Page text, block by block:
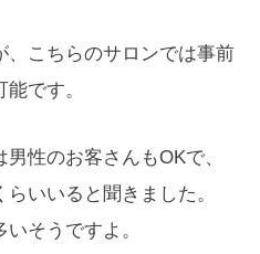
、こちらのサロンでは事前
です。
性のお客さんもOKで、
いいると聞きました。
そうですよ。